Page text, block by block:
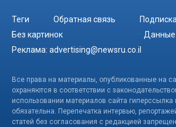
Теги Обратная связь
Без картинок
Данные
Реклама: advertising@newsru.co.il
Все права на материалы, опубликованные на
охраняются в соответствии с
использовании материалов сайта гиперссылка
обязательна. Перепечатка интервью,
статей без согласования с редакцией